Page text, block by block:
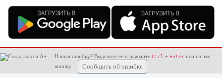
Нашли ошибку? Выделите её и нажмите Ctrl + Enter или на эту
кнопку
Сообщить об ошибке